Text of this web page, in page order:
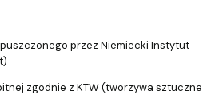
przez Niemiecki Instytut
zgodnie z KTW (tworzywa sztuczne